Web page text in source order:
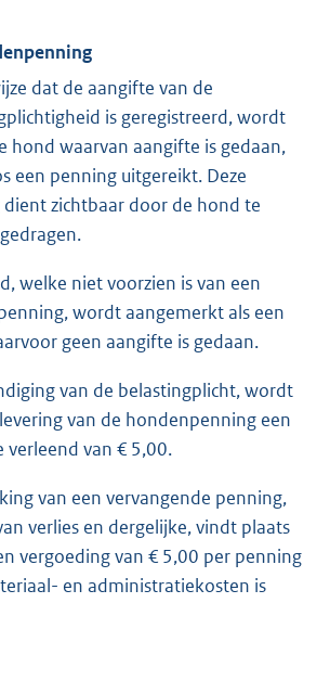
dat de aangifte van de
is geregistreerd, wordt
hond waarvan aangifte is gedaan,
een penning uitgereikt. Deze
zichtbaar door de hond te
welke niet voorzien is van een
wordt aangemerkt als een
geen aangifte is gedaan.
van de belastingplicht, wordt
van de hondenpenning een
verleend van € 5,00.
van een vervangende penning,
verlies en dergelijke, vindt plaats
vergoeding van € 5,00 per penning
en administratiekosten is